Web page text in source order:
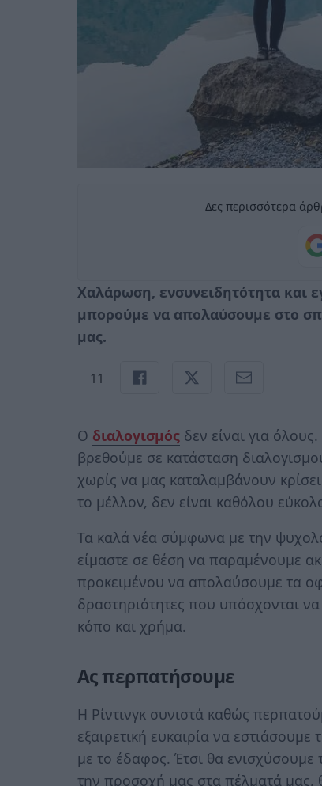
Δες περισσότερα
Χαλάρωση, ενσυνειδητότητα και
μπορούμε να απολαύσουμε στο
μας.
11
Ο διαλογισμός δεν είναι για
βρεθούμε σε κατάσταση
χωρίς να μας καταλαμβάνουν
το μέλλον, δεν είναι καθόλου
Τα καλά νέα σύμφωνα με την
είμαστε σε θέση να παραμένουμε
προκειμένου να απολαύσουμε τα
δραστηριότητες που υπόσχονται
κόπο και χρήμα.
Ας περπατήσουμε
Η Ρίντινγκ συνιστά καθώς
εξαιρετική ευκαιρία να
με το έδαφος. Έτσι θα
την προσοχή μας στα πέλματά μας,